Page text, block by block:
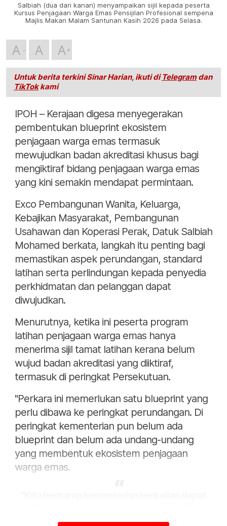
Salbiah (dua dari kanan) menyampaikan sijil kepada peserta
Kursus Penjagaan Warga Emas Pensijilan Profesional sempena
Majlis Makan Malam Santunan Kasih 2026 pada Selasa.
A A A
Untuk berita terkini Sinar Harian, ikuti di Telegramdan
TikTokkami
IPOH – Kerajaan digesa menyegerakan
pembentukan blueprint ekosistem
penjagaan warga emas termasuk
mewujudkan badan akreditasi khusus bagi
mengiktiraf bidang penjagaan warga emas
yang kini semakin mendapat permintaan.
Exco Pembangunan Wanita, Keluarga,
Kebajikan Masyarakat, Pembangunan
Usahawan dan Koperasi Perak, Datuk Salbiah
Mohamed berkata, langkah itu penting bagi
memastikan aspek perundangan, standard
latihan serta perlindungan kepada penyedia
perkhidmatan dan pelanggan dapat
diwujudkan.
Menurutnya, ketika ini peserta program
latihan penjagaan warga emas hanya
menerima sijil tamat latihan kerana belum
wujud badan akreditasi yang diiktiraf,
termasuk di peringkat Persekutuan.
"Perkara ini memerlukan satu blueprint yang
perlu dibawa ke peringkat perundangan. Di
peringkat kementerian pun belum ada
blueprint dan belum ada undang-undang
yang membentuk ekosistem penjagaan
warga emas.
malah Malaysia juga sedang menuju ke arah